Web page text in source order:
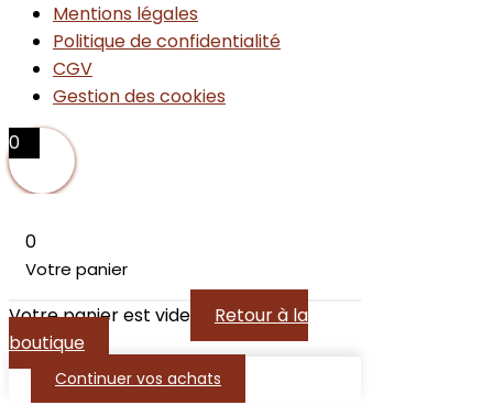
Mentions légales
Politique de confidentialité
CGV
Gestion des cookies
0
0
Votre panier
Votre panier est vide
Retour à la
boutique
Continuer vos achats